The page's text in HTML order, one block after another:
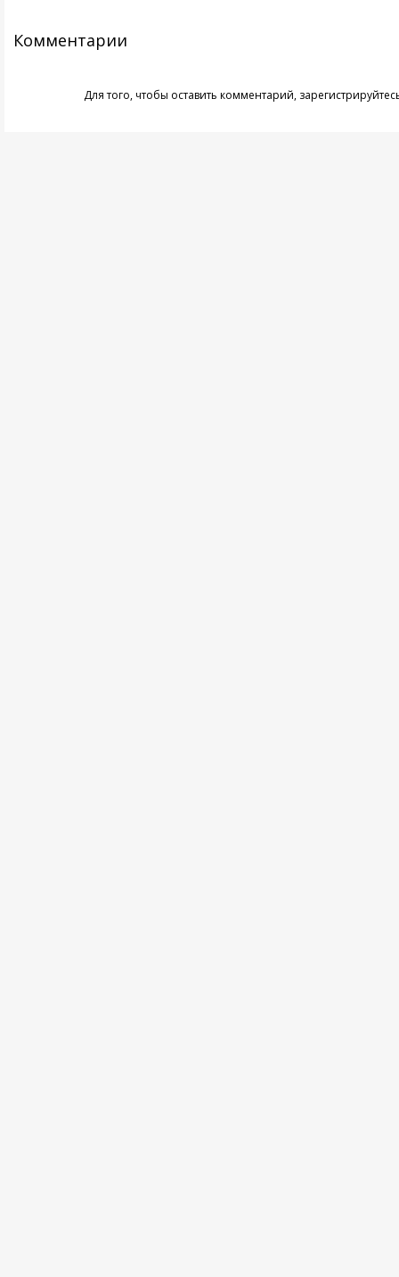
Комментарии
Для того, чтобы оставить комментарий,